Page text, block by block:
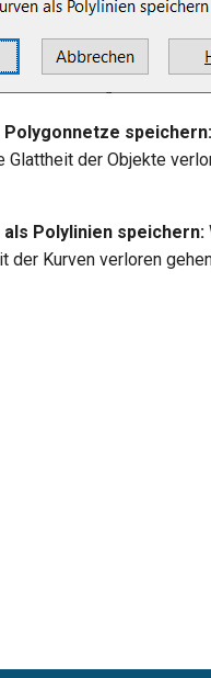
Polygonnetze speichern:
Glattheit der Objekte
als Polylinien speichern:
der Kurven verloren